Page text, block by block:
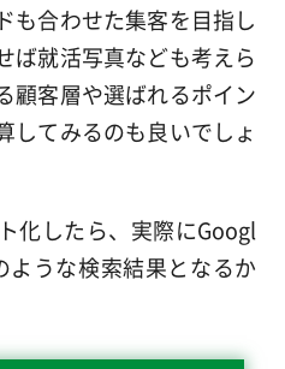
も合わせた集客を目指し
ば就活写真なども考えら
顧客層や選ばれるポイン
してみるのも良いでしょ
化したら、実際にGoogl
うな検索結果となるか